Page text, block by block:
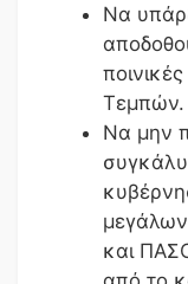
Να
Τεμπών.
Να μην
και